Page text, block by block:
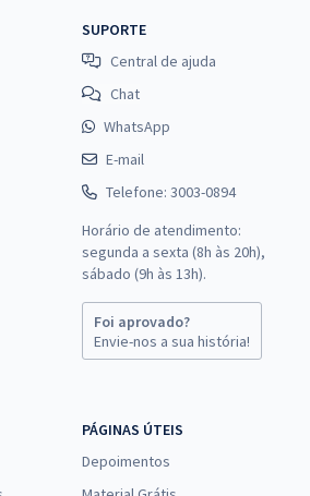
SUPORTE
Central de ajuda
Chat
WhatsApp
E-mail
Telefone: 3003-0894
Horário de atendimento:
segunda a sexta (8h às 20h),
sábado (9h às 13h).
Foi aprovado?
Envie-nos a sua história!
PÁGINAS ÚTEIS
Depoimentos